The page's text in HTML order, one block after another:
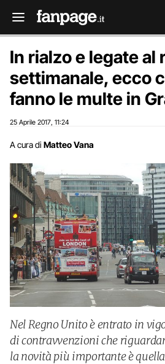
In rialzo e legate al
settimanale, ecco
fanno le multe in
25 Aprile 2017 11:24
A cura di Matteo Vana
Nel Regno Unito è entrato in
di contravvenzioni che
la novità più importante è